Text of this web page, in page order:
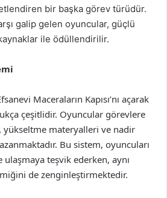
bir başka görev türüdür.
galip gelen oyuncular, güçlü
ile ödüllendirilir.
Maceraların Kapısı’nı açarak
çeşitlidir. Oyuncular görevlere
yükseltme materyalleri ve nadir
Bu sistem, oyuncuları
teşvik ederken, aynı
de zenginleştirmektedir.